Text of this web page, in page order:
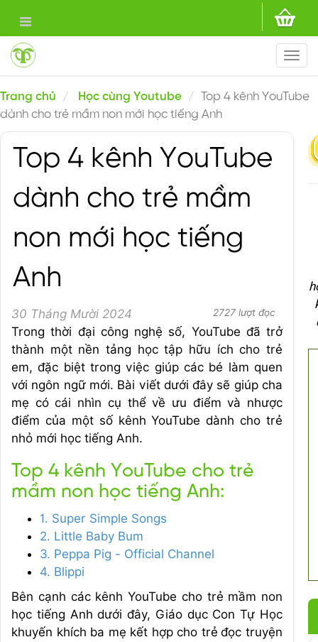
Trang chủ Học cùng Youtube
Top 4 kênh YouTube
dành cho trẻ mầm non mới học tiếng Anh
Top 4 kênh YouTube
dành cho trẻ mầm
non mới học tiếng
Anh
30 Tháng Mười 2024 2727 lượt đọc
Trong thời đại công nghệ số, YouTube đã trở
thành một nền tảng học tập hữu ích cho trẻ
em, đặc biệt trong việc giúp các bé làm quen
với ngôn ngữ mới. Bài viết dưới đây sẽ giúp cha
mẹ có cái nhìn cụ thể về ưu điểm và nhược
điểm của một số kênh YouTube dành cho trẻ
nhỏ mới học tiếng Anh.
Top 4 kênh YouTube cho trẻ
mầm non học tiếng Anh:
1. Super Simple Songs
2. Little Baby Bum
3. Peppa Pig - Official Channel
4. Blippi
Bên cạnh các kênh YouTube cho trẻ mầm non
học tiếng Anh dưới đây, Giáo dục Con Tự Học
khuyến khích ba mẹ kết hợp cho trẻ đọc truyện